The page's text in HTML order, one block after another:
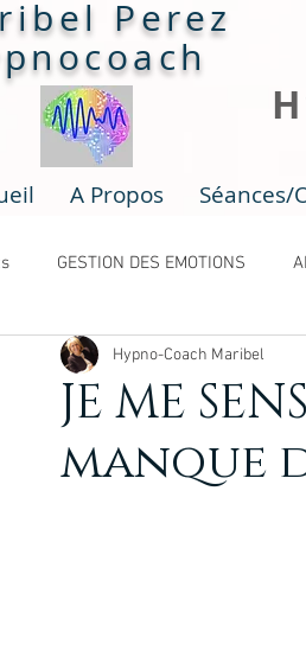
Perez
A Propos Séances/
GESTION DES EMOTIONS
BLOCAGES ATELIERS
JE ME
manque
Hypno-Coach Maribel